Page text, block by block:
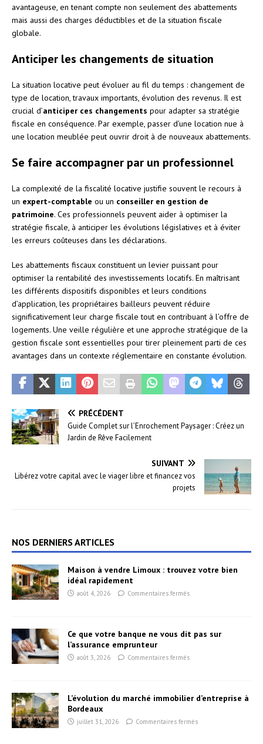
avantageuse, en tenant compte non seulement des abattements
mais aussi des charges déductibles et de la situation fiscale
globale.
Anticiper les changements de situation
La situation locative peut évoluer au fil du temps : changement de
type de location, travaux importants, évolution des revenus. Il est
crucial d’anticiper ces changements pour adapter sa stratégie
fiscale en conséquence. Par exemple, passer d’une location nue à
une location meublée peut ouvrir droit à de nouveaux abattements.
Se faire accompagner par un professionnel
La complexité de la fiscalité locative justifie souvent le recours à
un expert-comptable ou un conseiller en gestion de
patrimoine. Ces professionnels peuvent aider à optimiser la
stratégie fiscale, à anticiper les évolutions législatives et à éviter
les erreurs coûteuses dans les déclarations.
Les abattements fiscaux constituent un levier puissant pour
optimiser la rentabilité des investissements locatifs. En maîtrisant
les différents dispositifs disponibles et leurs conditions
d’application, les propriétaires bailleurs peuvent réduire
significativement leur charge fiscale tout en contribuant à l’offre de
logements. Une veille régulière et une approche stratégique de la
gestion fiscale sont essentielles pour tirer pleinement parti de ces
avantages dans un contexte réglementaire en constante évolution.
PRÉCÉDENT
Guide Complet sur l’Enrochement Paysager : Créez un
Jardin de Rêve Facilement
SUIVANT
Libérez votre capital avec le viager libre et financez vos
projets
NOS DERNIERS ARTICLES
Maison à vendre Limoux : trouvez votre bien
idéal rapidement
août 4, 2026 Commentaires fermés
Ce que votre banque ne vous dit pas sur
l’assurance emprunteur
août 3, 2026 Commentaires fermés
L’évolution du marché immobilier d’entreprise à
Bordeaux
juillet 31, 2026 Commentaires fermés